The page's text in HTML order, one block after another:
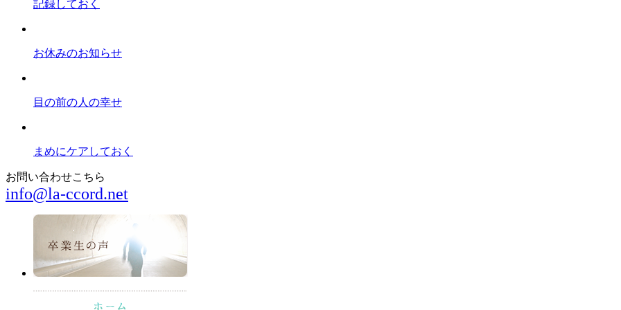
記録しておく
お休みのお知らせ
目の前の人の幸せ
まめにケアしておく
お問い合わせこちら
info@la-ccord.net